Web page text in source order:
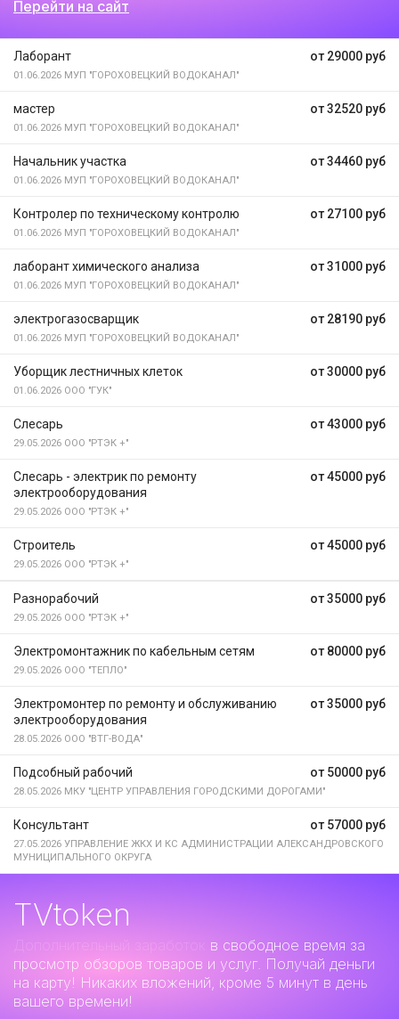
Перейти на сайт
от 29000 руб
Лаборант
01.06.2026 МУП "ГОРОХОВЕЦКИЙ ВОДОКАНАЛ"
от 32520 руб
мастер
01.06.2026 МУП "ГОРОХОВЕЦКИЙ ВОДОКАНАЛ"
от 34460 руб
Начальник участка
01.06.2026 МУП "ГОРОХОВЕЦКИЙ ВОДОКАНАЛ"
от 27100 руб
Контролер по техническому контролю
01.06.2026 МУП "ГОРОХОВЕЦКИЙ ВОДОКАНАЛ"
от 31000 руб
лаборант химического анализа
01.06.2026 МУП "ГОРОХОВЕЦКИЙ ВОДОКАНАЛ"
от 28190 руб
электрогазосварщик
01.06.2026 МУП "ГОРОХОВЕЦКИЙ ВОДОКАНАЛ"
от 30000 руб
Уборщик лестничных клеток
01.06.2026 ООО "ГУК"
от 43000 руб
Слесарь
29.05.2026 ООО "РТЭК +"
от 45000 руб
Слесарь - электрик по ремонту
электрооборудования
29.05.2026 ООО "РТЭК +"
от 45000 руб
Строитель
29.05.2026 ООО "РТЭК +"
от 35000 руб
Разнорабочий
29.05.2026 ООО "РТЭК +"
от 80000 руб
Электромонтажник по кабельным сетям
29.05.2026 ООО "ТЕПЛО"
от 35000 руб
Электромонтер по ремонту и обслуживанию
электрооборудования
28.05.2026 ООО "ВТГ-ВОДА"
от 50000 руб
Подсобный рабочий
28.05.2026 МКУ "ЦЕНТР УПРАВЛЕНИЯ ГОРОДСКИМИ ДОРОГАМИ"
от 57000 руб
Консультант
27.05.2026 УПРАВЛЕНИЕ ЖКХ И КС АДМИНИСТРАЦИИ АЛЕКСАНДРОВСКОГО
МУНИЦИПАЛЬНОГО ОКРУГА
TVtoken
Дополнительный заработок
в свободное время за
просмотр обзоров товаров и услуг. Получай деньги
на карту! Никаких вложений, кроме 5 минут в день
вашего времени!